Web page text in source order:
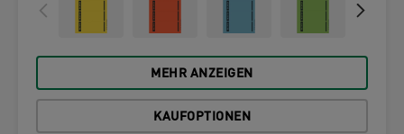
MEHR ANZEIGEN
KAUFOPTIONEN